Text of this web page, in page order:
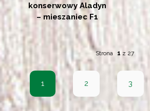
konserwowy Aladyn
– mieszaniec F1
Strona 1 z 27
1 2 3